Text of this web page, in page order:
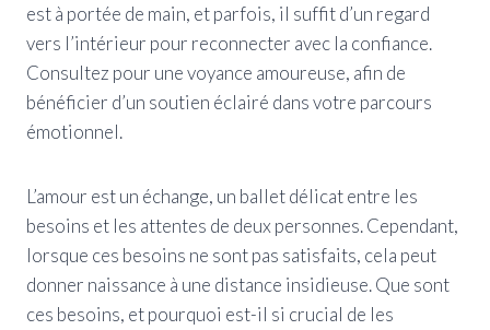
est à portée de main, et parfois, il suffit d’un regard
vers l’intérieur pour reconnecter avec la confiance.
Consultez pour une voyance amoureuse, afin de
bénéficier d’un soutien éclairé dans votre parcours
émotionnel.
L’amour est un échange, un ballet délicat entre les
besoins et les attentes de deux personnes. Cependant,
lorsque ces besoins ne sont pas satisfaits, cela peut
donner naissance à une distance insidieuse. Que sont
ces besoins, et pourquoi est-il si crucial de les